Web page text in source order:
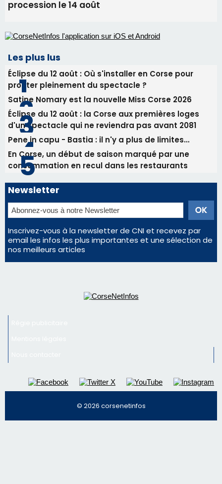
procession le 14 août
Les plus lus
Éclipse du 12 août : Où s'installer en Corse pour
profiter pleinement du spectacle ?
Satine Nomary est la nouvelle Miss Corse 2026
Éclipse du 12 août : la Corse aux premières loges
d'un spectacle qui ne reviendra pas avant 2081
Pene in capu - Bastia : il n'y a plus de limites…
En Corse, un début de saison marqué par une
consommation en recul dans les restaurants
Newsletter
Inscrivez-vous à la newsletter de CNI et recevez par
email les infos les plus importantes et une sélection de
nos meilleurs articles
© 2026 corsenetinfos